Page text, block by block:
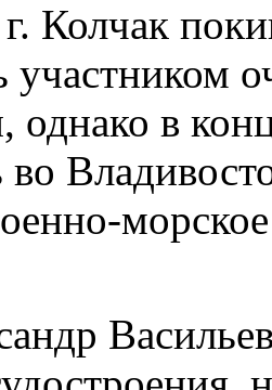
Колчак
участником
однако в
во